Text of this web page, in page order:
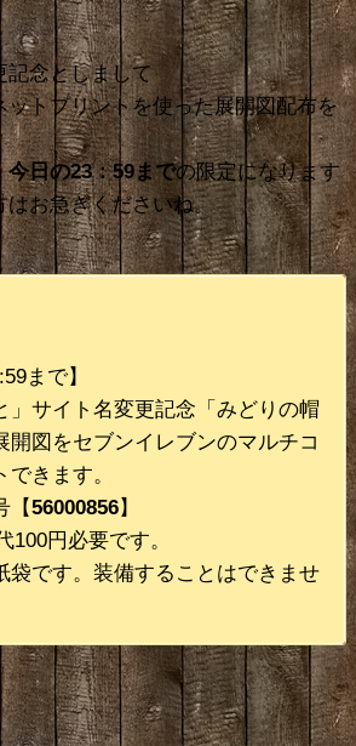
記念としまして
ットプリントを使った展開図配布を
今日の23：59までの限定になります
はお急ぎくださいね。
まで】
」サイト名変更記念「みどりの帽
開図をセブンイレブンのマルチコ
きます。
【56000856】
円必要です。
です。装備することはできませ